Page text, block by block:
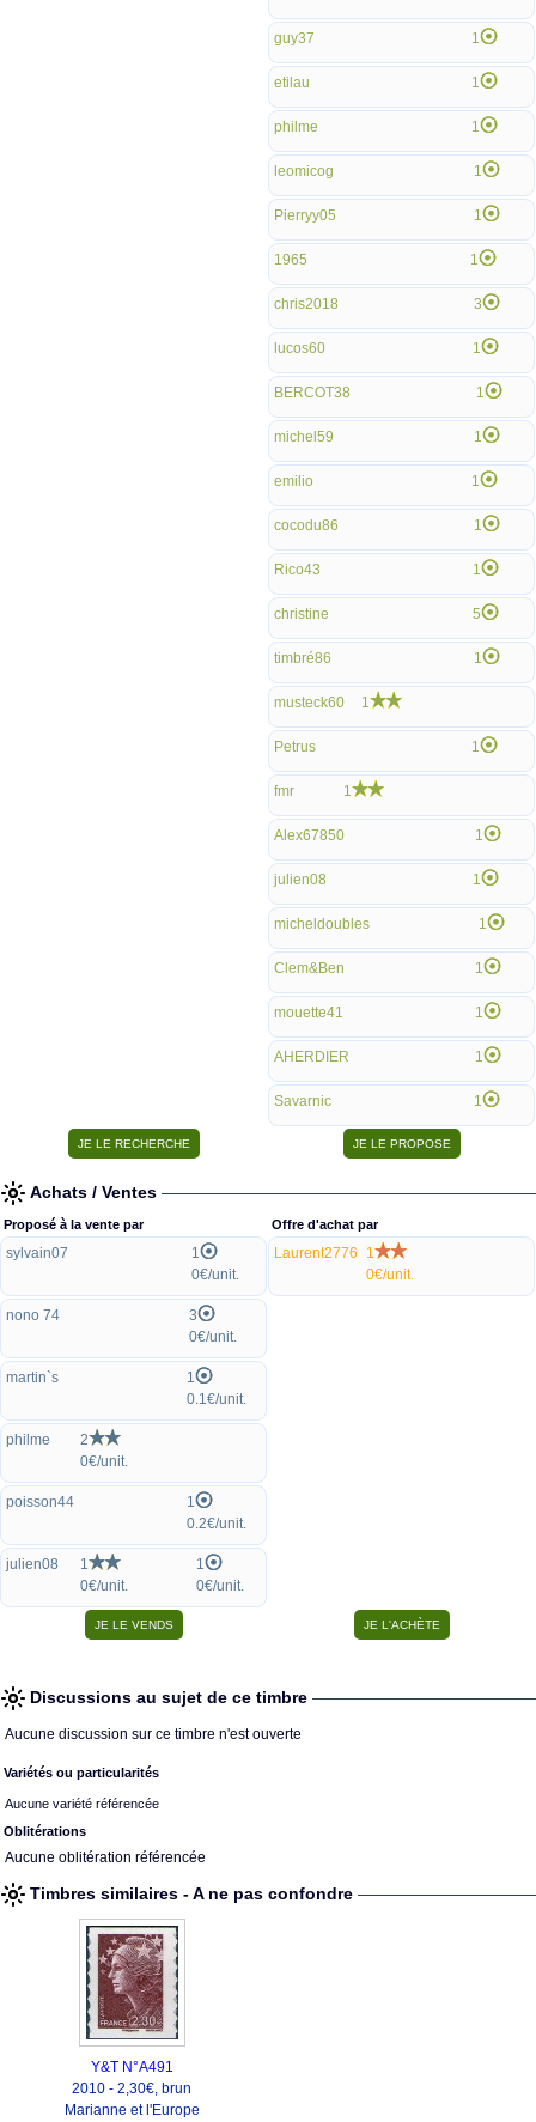
guy37 1
etilau 1
philme 1
leomicog 1
Pierryy05 1
1965 1
chris2018 3
lucos60 1
BERCOT38 1
michel59 1
emilio 1
cocodu86 1
Rico43 1
christine 5
timbré86 1
musteck60 1
Petrus 1
fmr 1
Alex67850 1
julien08 1
micheldoubles 1
Clem&Ben 1
mouette41 1
AHERDIER 1
Savarnic 1
Achats / Ventes
Proposé à la vente par
sylvain07
1
0€/unit.
nono 74
3
0€/unit.
martin`s
1
0.1€/unit.
philme
2
0€/unit.
poisson44
1
0.2€/unit.
julien08
1
0€/unit.
1
0€/unit.
Offre d'achat par
Laurent2776
1
0€/unit.
Discussions au sujet de ce timbre
Aucune discussion sur ce timbre n'est ouverte
Variétés ou particularités
Aucune variété référencée
Oblitérations
Aucune oblitération référencée
Timbres similaires - A ne pas confondre
Y&T N°A491
2010 - 2,30€, brun
Marianne et l'Europe